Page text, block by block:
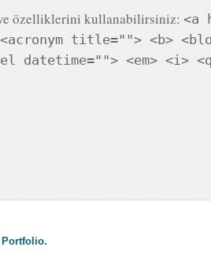
özelliklerini kullanabilirsiniz: <a
title=""> <b>
datetime=""> <em> <i>
Portfolio.